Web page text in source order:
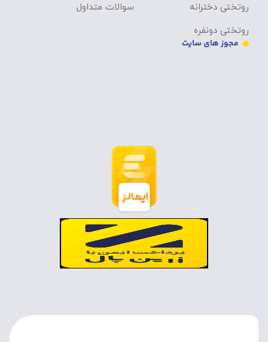
روتختی دخترانه
روتختی دونفره
سوالات متداول
مجوز های سایت